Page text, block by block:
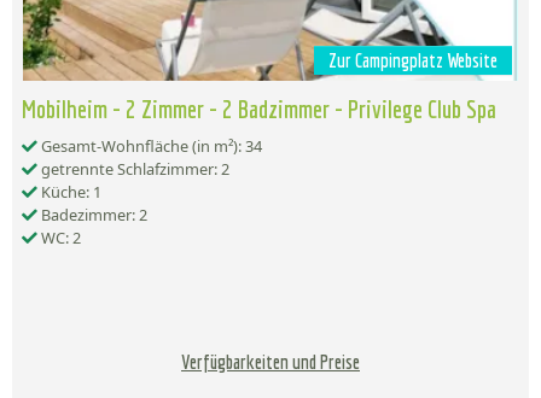
Zur Campingplatz Website
Mobilheim - 2 Zimmer - 2 Badzimmer - Privilege Club Spa
Gesamt-Wohnfläche (in m²): 34
getrennte Schlafzimmer: 2
Küche: 1
Badezimmer: 2
WC: 2
Verfügbarkeiten und Preise